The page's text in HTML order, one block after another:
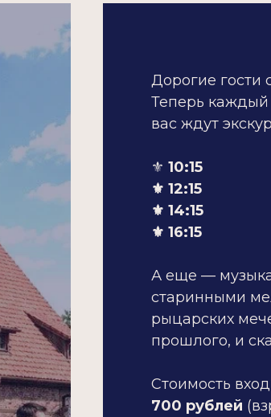
Дорогие гости
Теперь каждый
вас ждут
⚜️ 10:15
⚜️ 12:15
⚜️ 14:15
⚜️ 16:15
А еще —
старинными
рыцарских
прошлого, и
Стоимость
700 рублей